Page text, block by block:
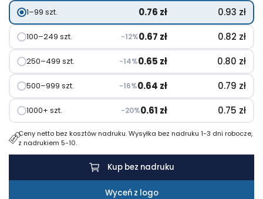
1–99 szt. 0.76 zł 0.93 zł
100–249 szt. −12%0.67 zł 0.82 zł
250–499 szt. −14%0.65 zł 0.80 zł
500–999 szt. −16%0.64 zł 0.79 zł
1000+ szt. −20%0.61 zł 0.75 zł
Ceny netto bez kosztów nadruku. Wysyłka bez nadruku 1-3 dni robocze,
z nadrukiem 5-10.
Kup bez nadruku
Wyceń z logo